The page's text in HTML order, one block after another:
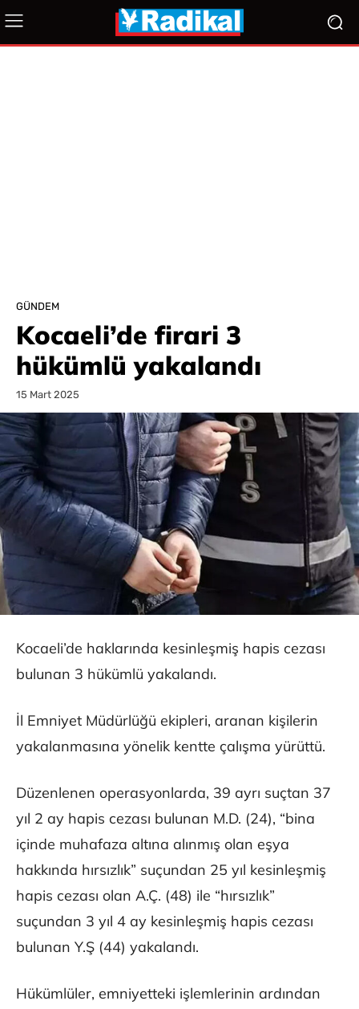
GÜNDEM
Kocaeli’de firari 3
hükümlü yakalandı
15 Mart 2025
Kocaeli’de haklarında kesinleşmiş hapis cezası
bulunan 3 hükümlü yakalandı.
İl Emniyet Müdürlüğü ekipleri, aranan kişilerin
yakalanmasına yönelik kentte çalışma yürüttü.
Düzenlenen operasyonlarda, 39 ayrı suçtan 37
yıl 2 ay hapis cezası bulunan M.D. (24), “bina
içinde muhafaza altına alınmış olan eşya
hakkında hırsızlık” suçundan 25 yıl kesinleşmiş
hapis cezası olan A.Ç. (48) ile “hırsızlık”
suçundan 3 yıl 4 ay kesinleşmiş hapis cezası
bulunan Y.Ş (44) yakalandı.
Hükümlüler, emniyetteki işlemlerinin ardından